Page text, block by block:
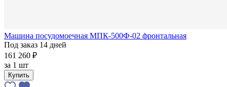
Машина посудомоечная МПК-500Ф-02 фронтальная
Под заказ 14 дней
161 260 ₽
за 1 шт
Купить